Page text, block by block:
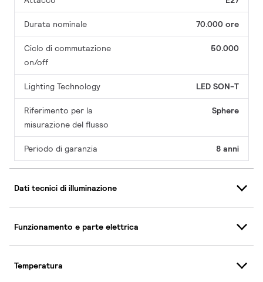
Durata nominale 70.000 ore
Ciclo di commutazione
on/off
50.000
Lighting Technology LED SON-T
Riferimento per la
misurazione del flusso
Sphere
Periodo di garanzia 8 anni
Dati tecnici di illuminazione
Funzionamento e parte elettrica
Temperatura